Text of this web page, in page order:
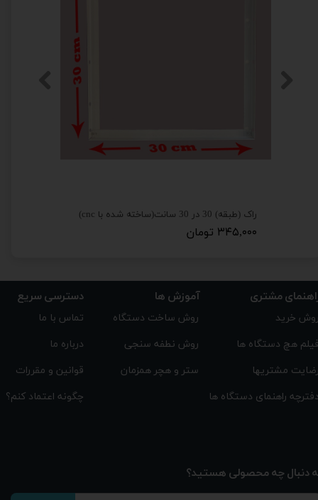
راک (طبقه) 30 در 30 سانت(ساخته شده با cnc)
۳۴۵,۰۰۰ تومان
مشتری
خرید
هچ دستگاه ها
مشتریها
راهنمای دستگاه ها
آموزش ها
روش ساخت دستگاه
روش نطفه سنجی
ستر و هچر همزمان
دسترسی سریع
تماس با ما
درباره ما
قوانین و مقررات
چگونه اعتماد کنم؟
دنبال چه محصولی هستید؟